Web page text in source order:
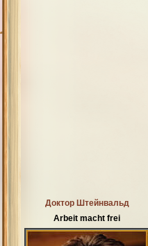
Доктор Штейнвальд
Arbeit macht frei